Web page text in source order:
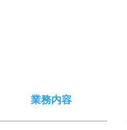
業務内容